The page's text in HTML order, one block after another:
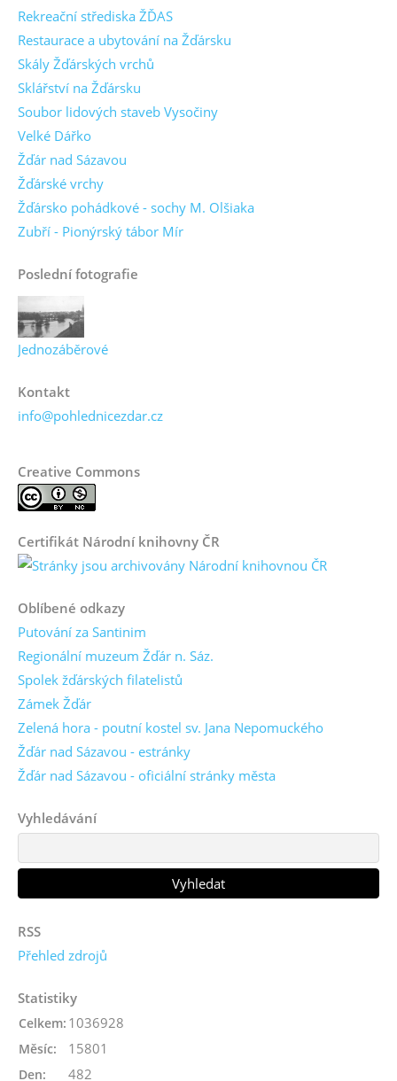
Rekreační střediska ŽĎAS
Restaurace a ubytování na Žďársku
Skály Žďárských vrchů
Sklářství na Žďársku
Soubor lidových staveb Vysočiny
Velké Dářko
Žďár nad Sázavou
Žďárské vrchy
Žďársko pohádkové - sochy M. Olšiaka
Zubří - Pionýrský tábor Mír
Poslední fotografie
Jednozáběrové
Kontakt
info@pohlednicezdar.cz
Creative Commons
Certifikát Národní knihovny ČR
Oblíbené odkazy
Putování za Santinim
Regionální muzeum Žďár n. Sáz.
Spolek žďárských filatelistů
Zámek Žďár
Zelená hora - poutní kostel sv. Jana Nepomuckého
Žďár nad Sázavou - estránky
Žďár nad Sázavou - oficiální stránky města
Vyhledávání
RSS
Přehled zdrojů
Statistiky
Celkem: 1036928
Měsíc: 15801
Den: 482